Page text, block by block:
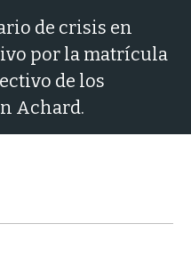
de crisis en
por la matrícula
de los
Achard.